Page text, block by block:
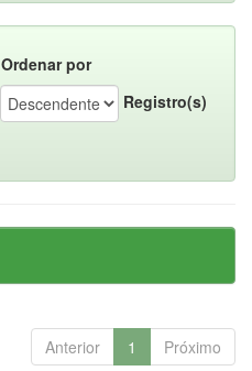
Ordenar por
Registro(s)
Anterior 1 Próximo